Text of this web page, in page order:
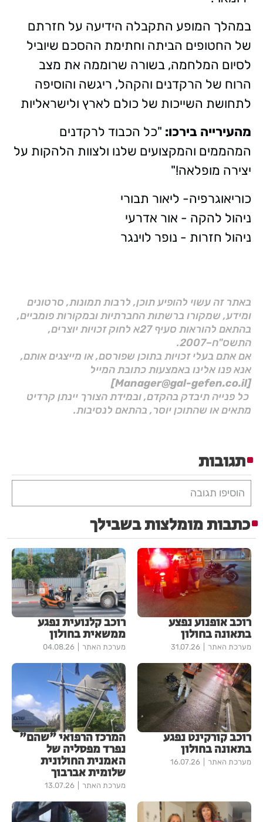
במהלך המופע התקבלה הידיעה על חזרתם
של החטופים הביתה וחתימת ההסכם שיוביל
לסיום המלחמה, בשורה שרוממה את מצב
הרוח של הרקדנים והקהל, ריגשה והוסיפה
לתחושת השייכות של כולם לארץ ולישראליות
מהעירייה בירכו: "כל הכבוד לרקדנים
המהממים והמקצועים שלנו ולצוות הלהקות על
יצירה מופלאה!"
כוריאוגרפיה- ליאור תבורי
ניהול להקה - אור אדרעי
ניהול חזרות - נופר לוינגר
באתר זה עשוי להופיע תוכן, לרבות תמונות, סרטונים
ומידע, שמקורו ברשתות החברתיות ובמקורות פומביים,
בהתאם להוראות סעיף 27א לחוק זכויות יוצרים,
התשס"ח–2007.
אם אתם בעלי זכויות בתוכן שפורסם, או מייצגים אותם,
אנא פנו אלינו באמצעות כתובת המייל
[Manager@gal-gefen.co.il]
כל פנייה תיבדק בהקדם, ובמידת הצורך יינתן קרדיט
מתאים או שהתוכן יוסר, בהתאם לנסיבות.
תגובות
הוסיפו תגובה
כתבות מומלצות בשבילך
רוכב אופנוע נפצע
בתאונה בחולון
מערכת האתר 31.07.26
רוכב קלנועית נפגע
ממשאית בחולון
מערכת האתר 04.08.26
רוכב קורקינט נפגע
בתאונה בחולון
מערכת האתר 16.07.26
המרכז הרפואי "שהם"
נפרד מפסליה של
האמנית החולונית
שלומית אברבוך
מערכת האתר 13.07.26